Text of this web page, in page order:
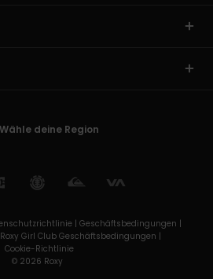
Wähle deine Region
| Geschäftsbedingungen |
Roxy Girl Club Geschäftsbedingungen |
Cookie-Richtlinie
© 2026 Roxy